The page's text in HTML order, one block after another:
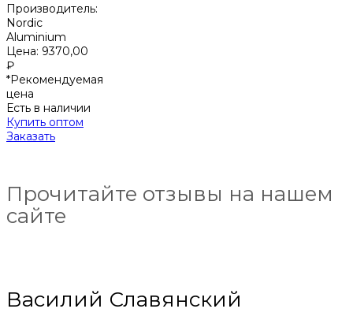
Производитель:
Nordic
Aluminium
Цена: 9370,00
₽
*Рекомендуемая
цена
Есть в наличии
Купить оптом
Заказать
Прочитайте отзывы на нашем
сайте
Василий Славянский